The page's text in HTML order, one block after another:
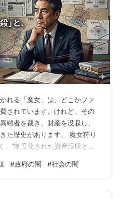
れる「魔女」は、どこかファ
されています。けれど、その
端者を裁き、財産を没収し、
た歴史があります。 魔女狩り
、“制度化された資産没収と社
の話ではありません。現代社
けています。 ■ 下妻市長の
違和感 2004〜2005年、茨城
#政府の闇 #社会の闇